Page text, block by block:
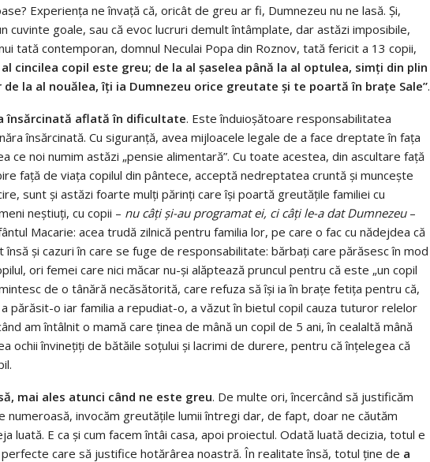
Experiența ne învață că, oricât de greu ar fi, Dumnezeu nu ne lasă. Și,
cuvinte goale, sau că evoc lucruri demult întâmplate, dar astăzi imposibile,
tată contemporan, domnul Neculai Popa din Roznov, tată fericit a 13 copii,
al cincilea copil este greu; de la al șaselea până la al optulea, simți din plin
la al nouălea, îți ia Dumnezeu orice greutate și te poartă în brațe Sale”.
însărcinată aflată în dificultate. Este înduioșătoare responsabilitatea
însărcinată. Cu siguranță, avea mijloacele legale de a face dreptate în fața
ce noi numim astăzi „pensie alimentară”. Cu toate acestea, din ascultare față
față de viața copilul din pântece, acceptă nedreptatea cruntă și muncește
sunt și astăzi foarte mulți părinți care își poartă greutățile familiei cu
neștiuți, cu copii – nu câți și-au programat ei, ci câți le-a dat Dumnezeu –
Macarie: acea trudă zilnică pentru familia lor, pe care o fac cu nădejdea că
însă și cazuri în care se fuge de responsabilitate: bărbați care părăsesc în mod
ori femei care nici măcar nu-și alăptează pruncul pentru că este „un copil
de o tânără necăsătorită, care refuza să își ia în brațe fetița pentru că,
părăsit-o iar familia a repudiat-o, a văzut în bietul copil cauza tuturor relelor
am întâlnit o mamă care ținea de mână un copil de 5 ani, în cealaltă mână
ochii învinețiți de bătăile soțului și lacrimi de durere, pentru că înțelegea că
mai ales atunci când ne este greu. De multe ori, încercând să justificăm
numeroasă, invocăm greutățile lumii întregi dar, de fapt, doar ne căutăm
luată. E ca și cum facem întâi casa, apoi proiectul. Odată luată decizia, totul e
care să justifice hotărârea noastră. În realitate însă, totul ține de a